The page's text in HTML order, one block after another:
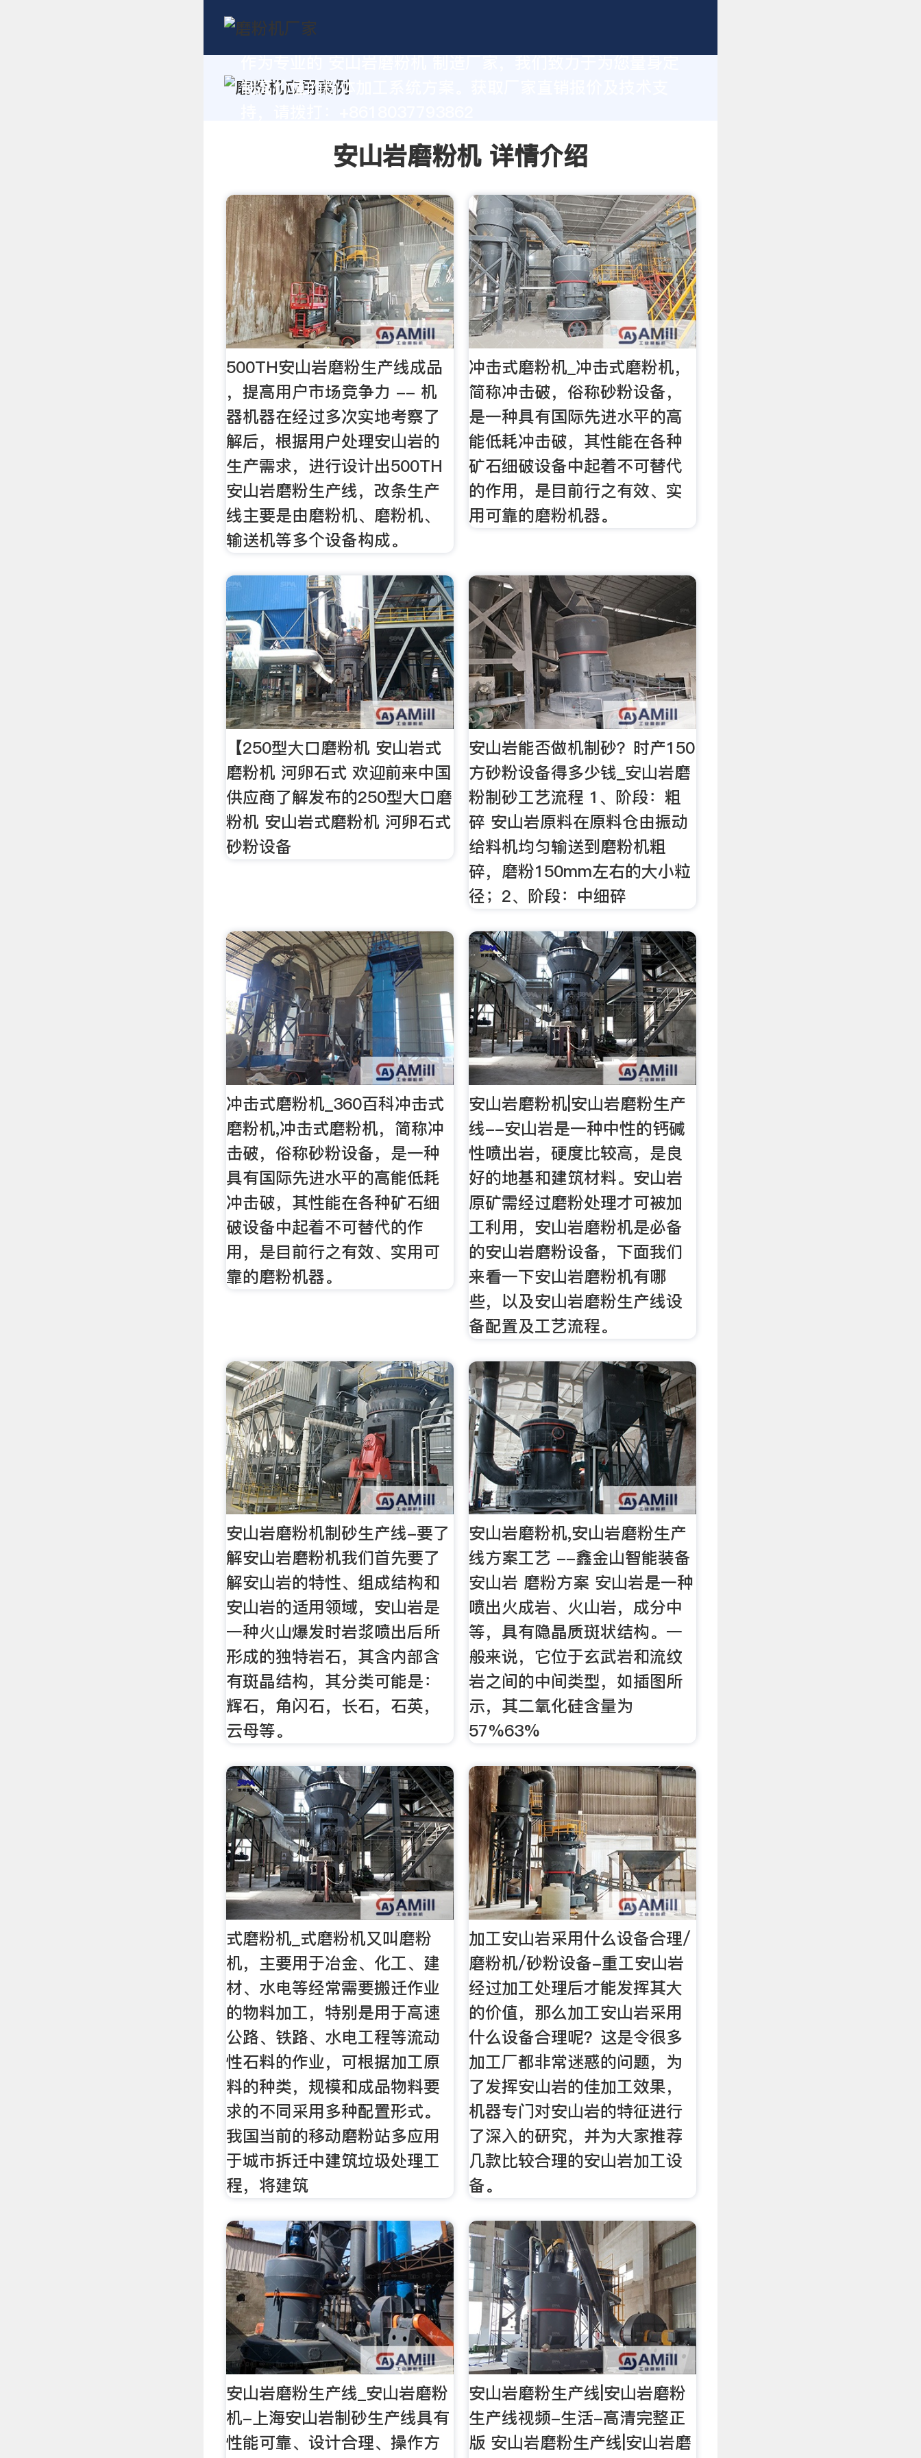
制高价值的粉体加工系统方案。获取厂家直销报价及技术支
安山岩磨粉机 详情介绍
500TH安山岩磨粉生产线成品
，提高用户市场竞争力 -- 机
器机器在经过多次实地考察了
解后，根据用户处理安山岩的
生产需求，进行设计出500TH
安山岩磨粉生产线，改条生产
线主要是由磨粉机、磨粉机、
输送机等多个设备构成。
冲击式磨粉机_冲击式磨粉机，
简称冲击破，俗称砂粉设备，
是一种具有国际先进水平的高
能低耗冲击破，其性能在各种
矿石细破设备中起着不可替代
的作用，是目前行之有效、实
用可靠的磨粉机器。
【250型大口磨粉机 安山岩式
磨粉机 河卵石式 欢迎前来中国
供应商了解发布的250型大口磨
粉机 安山岩式磨粉机 河卵石式
砂粉设备
安山岩能否做机制砂？时产150
方砂粉设备得多少钱_安山岩磨
粉制砂工艺流程 1、阶段：粗
碎 安山岩原料在原料仓由振动
给料机均匀输送到磨粉机粗
碎，磨粉150mm左右的大小粒
径；2、阶段：中细碎
冲击式磨粉机_360百科冲击式
磨粉机,冲击式磨粉机，简称冲
击破，俗称砂粉设备，是一种
具有国际先进水平的高能低耗
冲击破，其性能在各种矿石细
破设备中起着不可替代的作
用，是目前行之有效、实用可
靠的磨粉机器。
安山岩磨粉机|安山岩磨粉生产
线--安山岩是一种中性的钙碱
性喷出岩，硬度比较高，是良
好的地基和建筑材料。安山岩
原矿需经过磨粉处理才可被加
工利用，安山岩磨粉机是必备
的安山岩磨粉设备，下面我们
来看一下安山岩磨粉机有哪
些，以及安山岩磨粉生产线设
备配置及工艺流程。
安山岩磨粉机制砂生产线-要了
解安山岩磨粉机我们首先要了
解安山岩的特性、组成结构和
安山岩的适用领域，安山岩是
一种火山爆发时岩浆喷出后所
形成的独特岩石，其含内部含
有斑晶结构，其分类可能是：
辉石，角闪石，长石，石英，
云母等。
安山岩磨粉机,安山岩磨粉生产
线方案工艺 --鑫金山智能装备
安山岩 磨粉方案 安山岩是一种
喷出火成岩、火山岩，成分中
等，具有隐晶质斑状结构。一
般来说，它位于玄武岩和流纹
岩之间的中间类型，如插图所
示，其二氧化硅含量为
57%63%
式磨粉机_式磨粉机又叫磨粉
机，主要用于冶金、化工、建
材、水电等经常需要搬迁作业
的物料加工，特别是用于高速
公路、铁路、水电工程等流动
性石料的作业，可根据加工原
料的种类，规模和成品物料要
求的不同采用多种配置形式。
我国当前的移动磨粉站多应用
于城市拆迁中建筑垃圾处理工
程，将建筑
加工安山岩采用什么设备合理/
磨粉机/砂粉设备-重工安山岩
经过加工处理后才能发挥其大
的价值，那么加工安山岩采用
什么设备合理呢？这是令很多
加工厂都非常迷惑的问题，为
了发挥安山岩的佳加工效果，
机器专门对安山岩的特征进行
了深入的研究，并为大家推荐
几款比较合理的安山岩加工设
备。
安山岩磨粉生产线_安山岩磨粉
机-上海安山岩制砂生产线具有
性能可靠、设计合理、操作方
安山岩磨粉生产线|安山岩磨粉
生产线视频-生活-高清完整正
版 安山岩磨粉生产线|安山岩磨